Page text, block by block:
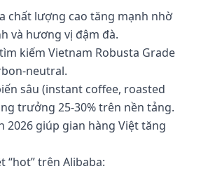
chất lượng cao tăng mạnh nhờ
và hương vị đậm đà.
kiếm Vietnam Robusta Grade
neutral.
sâu (instant coffee, roasted
trưởng 25-30% trên nền tảng.
2026 giúp gian hàng Việt tăng
“hot” trên Alibaba: